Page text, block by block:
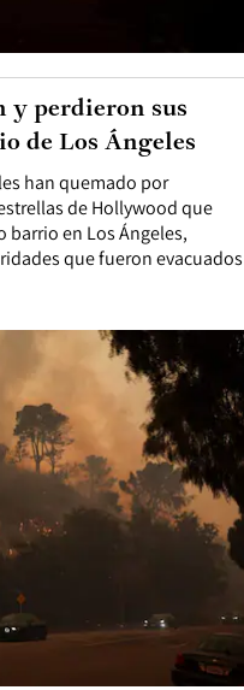
han quemado por
de Hollywood que
barrio en Los Ángeles,
que fueron evacuados
y perdieron sus
de Los Ángeles